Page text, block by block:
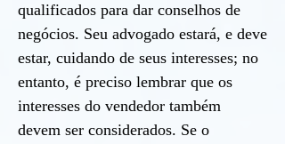
qualificados para dar conselhos de
negócios. Seu advogado estará, e deve
estar, cuidando de seus interesses; no
entanto, é preciso lembrar que os
interesses do vendedor também
devem ser considerados. Se o